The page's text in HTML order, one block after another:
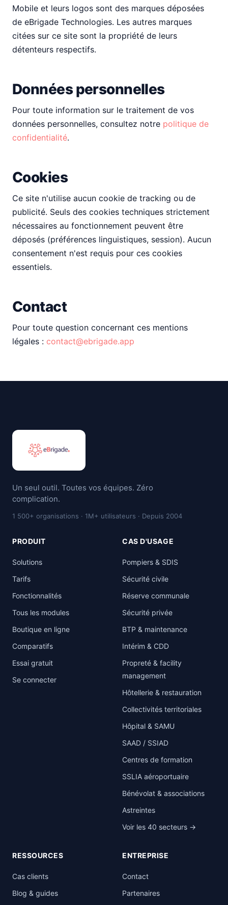
Mobile et leurs logos sont des marques déposées
de eBrigade Technologies. Les autres marques
citées sur ce site sont la propriété de leurs
détenteurs respectifs.
Données personnelles
Pour toute information sur le traitement de vos
données personnelles, consultez notre politique de
confidentialité.
Cookies
Ce site n'utilise aucun cookie de tracking ou de
publicité. Seuls des cookies techniques strictement
nécessaires au fonctionnement peuvent être
déposés (préférences linguistiques, session). Aucun
consentement n'est requis pour ces cookies
essentiels.
Contact
Pour toute question concernant ces mentions
légales : contact@ebrigade.app
Un seul outil. Toutes vos équipes. Zéro
complication.
1 500+ organisations · 1M+ utilisateurs · Depuis 2004
PRODUIT
Solutions
Tarifs
Fonctionnalités
Tous les modules
Boutique en ligne
Comparatifs
Essai gratuit
Se connecter
CAS D'USAGE
Pompiers & SDIS
Sécurité civile
Réserve communale
Sécurité privée
BTP & maintenance
Intérim & CDD
Propreté & facility
management
Hôtellerie & restauration
Collectivités territoriales
Hôpital & SAMU
SAAD / SSIAD
Centres de formation
SSLIA aéroportuaire
Bénévolat & associations
Astreintes
Voir les 40 secteurs →
RESSOURCES
Cas clients
Blog & guides
ENTREPRISE
Contact
Partenaires